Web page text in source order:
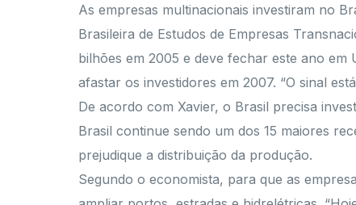
As empresas multinacionais investiram no
Brasileira de Estudos de Empresas
bilhões em 2005 e deve fechar este ano
afastar os investidores em 2007. “O sinal
De acordo com Xavier, o Brasil precisa
Brasil continue sendo um dos 15 maiores
prejudique a distribuição da produção.
Segundo o economista, para que as